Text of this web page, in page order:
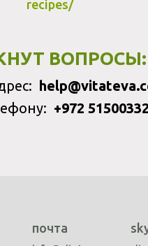
recipes/
ВОПРОСЫ:
+972
почта